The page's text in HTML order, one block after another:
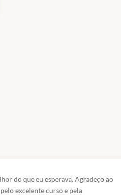
do que eu esperava. Agradeço ao
excelente curso e pela